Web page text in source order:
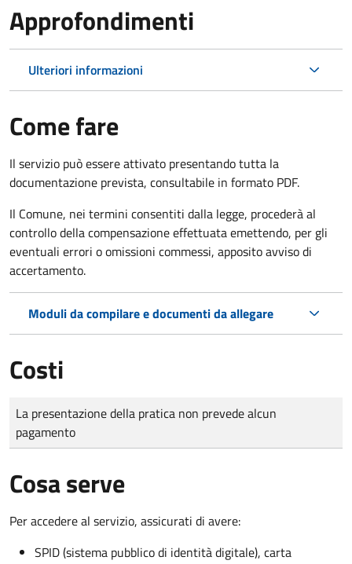
Approfondimenti
Ulteriori informazioni
Come fare
Il servizio può essere attivato presentando tutta la
documentazione prevista, consultabile in formato PDF.
Il Comune, nei termini consentiti dalla legge, procederà al
controllo della compensazione effettuata emettendo, per gli
eventuali errori o omissioni commessi, apposito avviso di
accertamento.
Moduli da compilare e documenti da allegare
Costi
Tipo di pagamento
Importo
La presentazione della pratica non prevede alcun
pagamento
Cosa serve
Per accedere al servizio, assicurati di avere:
SPID (sistema pubblico di identità digitale), carta